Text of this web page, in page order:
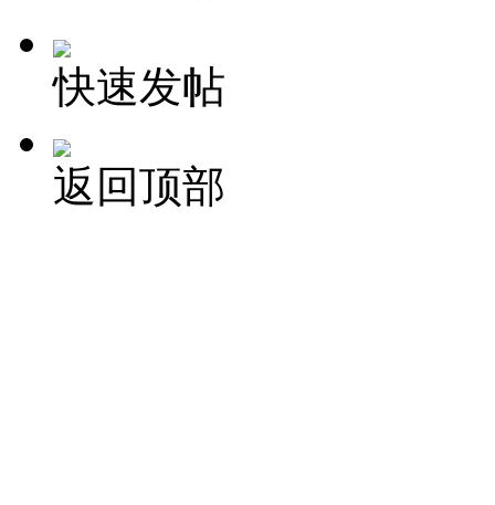
快速发帖
返回顶部